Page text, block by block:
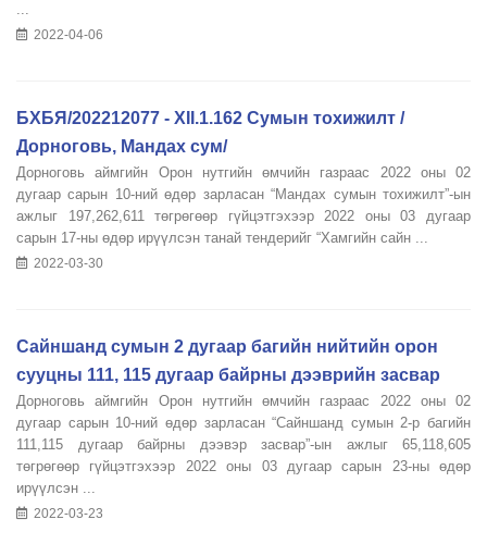
...
2022-04-06
БХБЯ/202212077 - XII.1.162 Сумын тохижилт /
Дорноговь, Мандах сум/
Дорноговь аймгийн Орон нутгийн өмчийн газраас 2022 оны 02
дугаар сарын 10-ний өдөр зарласан “Мандах сумын тохижилт”-ын
ажлыг 197,262,611 төгрөгөөр гүйцэтгэхээр 2022 оны 03 дугаар
сарын 17-ны өдөр ирүүлсэн танай тендерийг “Хамгийн сайн ...
2022-03-30
Сайншанд сумын 2 дугаар багийн нийтийн орон
сууцны 111, 115 дугаар байрны дээврийн засвар
Дорноговь аймгийн Орон нутгийн өмчийн газраас 2022 оны 02
дугаар сарын 10-ний өдөр зарласан “Сайншанд сумын 2-р багийн
111,115 дугаар байрны дээвэр засвар”-ын ажлыг 65,118,605
төгрөгөөр гүйцэтгэхээр 2022 оны 03 дугаар сарын 23-ны өдөр
ирүүлсэн ...
2022-03-23